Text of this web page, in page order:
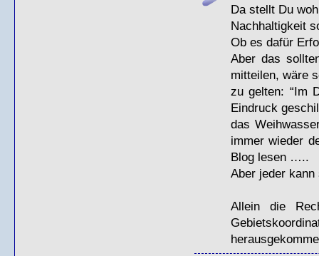
Da stellt Du
Nachhaltigkeit
Ob es dafür
Aber das
mitteilen, wäre
zu gelten: “Im
Eindruck
das
immer wieder
Blog lesen …..
Aber jeder
Allein die